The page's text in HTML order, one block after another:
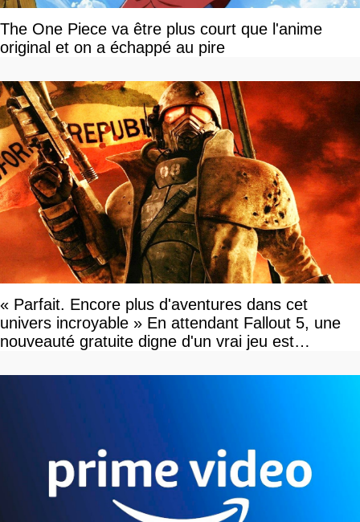
The One Piece va être plus court que l'anime
original et on a échappé au pire
« Parfait. Encore plus d'aventures dans cet
univers incroyable » En attendant Fallout 5, une
nouveauté gratuite digne d'un vrai jeu est